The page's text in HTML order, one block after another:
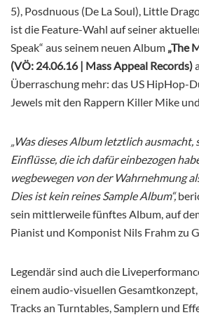
5), Posdnuous (De La Soul), Little
ist die Feature-Wahl auf seiner
Speak“ aus seinem neuen Album „The
(VÖ: 24.06.16 | Mass Appeal Records)
Überraschung mehr: das US HipHop-
Jewels mit den Rappern Killer Mike
„Was dieses Album letztlich
Einflüsse, die ich dafür einbezogen
wegbewegen von der Wahrnehmung als
Dies ist kein reines Sample Album“,
sein mittlerweile fünftes Album, auf
Pianist und Komponist Nils Frahm zu
Legendär sind auch die
einem audio-visuellen Gesamtkonzept,
Tracks an Turntables, Samplern und